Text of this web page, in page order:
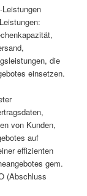
die
einsetzen.
von Kunden,
auf
effizienten
gem.
(Abschluss